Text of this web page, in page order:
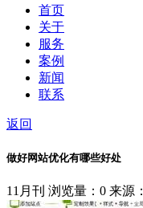
首页
关于
服务
案例
新闻
联系
返回
做好网站优化有哪些好处
11月刊 浏览量：0 来源：